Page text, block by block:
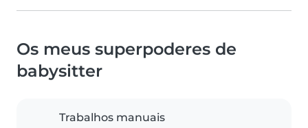
Os meus superpoderes de
babysitter
Trabalhos manuais